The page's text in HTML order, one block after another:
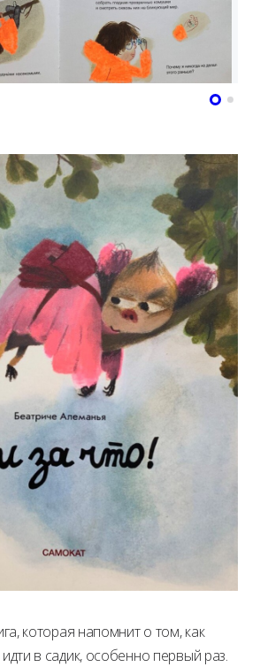
которая напомнит о том, как
в садик, особенно первый раз.